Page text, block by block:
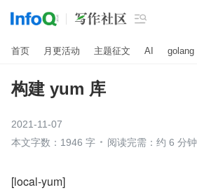

首页 月更活动 主题征文 AI golang
构建 yum 库
2021-11-07
本文字数：1946 字
阅读完需：约 6 分钟
[local-yum]